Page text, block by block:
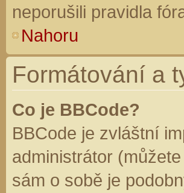
neporušili pravidla
Nahoru
Formátování a
Co je BBCode?
BBCode je zvláštní
administrátor
sám o sobě je